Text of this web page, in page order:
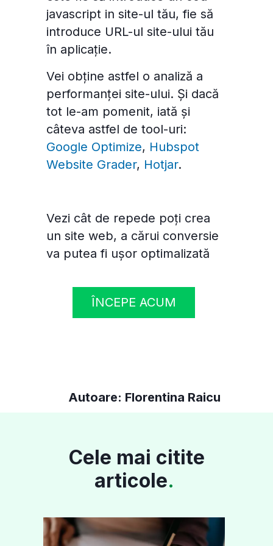
javascript in site-ul tău, fie să
introduce URL-ul site-ului tău
în aplicație.
Vei obține astfel o analiză a
performanței site-ului. Și dacă
tot le-am pomenit, iată și
câteva astfel de tool-uri:
Google Optimize, Hubspot
Website Grader, Hotjar.
Vezi cât de repede poți crea
un site web, a cărui conversie
va putea fi ușor optimalizată
ÎNCEPE ACUM
Autoare: Florentina Raicu
Cele mai citite
articole.